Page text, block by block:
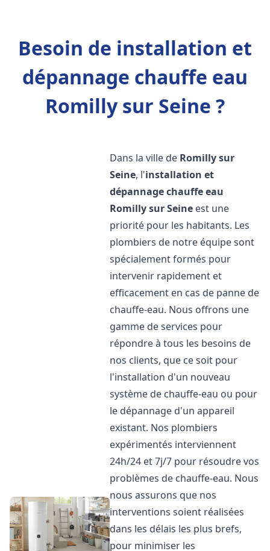
Besoin de installation et
dépannage chauffe eau
Romilly sur Seine ?
Dans la ville de Romilly sur
Seine, l'installation et
dépannage chauffe eau
Romilly sur Seine est une
priorité pour les habitants. Les
plombiers de notre équipe sont
spécialement formés pour
intervenir rapidement et
efficacement en cas de panne de
chauffe-eau. Nous offrons une
gamme de services pour
répondre à tous les besoins de
nos clients, que ce soit pour
l'installation d'un nouveau
système de chauffe-eau ou pour
le dépannage d'un appareil
existant. Nos plombiers
expérimentés interviennent
24h/24 et 7j/7 pour résoudre vos
problèmes de chauffe-eau. Nous
nous assurons que nos
interventions soient réalisées
dans les délais les plus brefs,
pour minimiser les